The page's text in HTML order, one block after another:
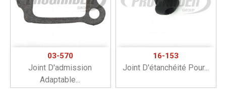
03-570
Joint D'admission
Adaptable...
16-153
Joint D'étanchéité Pour...